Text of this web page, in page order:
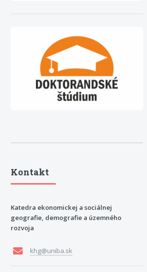
Kontakt
Katedra ekonomickej a sociálnej
geografie, demografie a územného
rozvoja
khg@uniba.sk